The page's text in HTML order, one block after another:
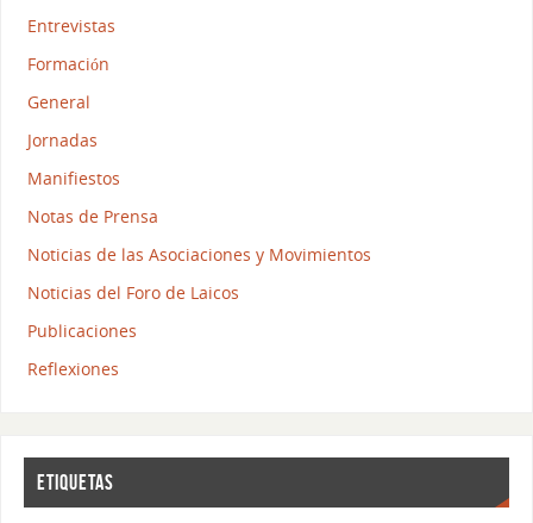
Entrevistas
Formación
General
Jornadas
Manifiestos
Notas de Prensa
Noticias de las Asociaciones y Movimientos
Noticias del Foro de Laicos
Publicaciones
Reflexiones
ETIQUETAS